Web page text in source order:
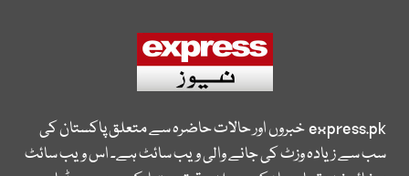
express.pkخبروں اور حالات حاضرہ سے متعلق پاکستان کی
سب سے زیادہ وزٹ کی جانے والی ویب سائٹ ہے۔ اس ویب سائٹ